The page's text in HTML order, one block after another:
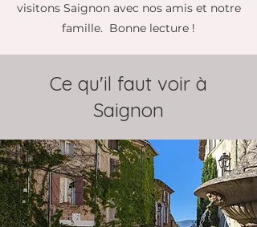
visitons Saignon avec nos amis et notre
famille. Bonne lecture !
Ce qu'il faut voir à
Saignon